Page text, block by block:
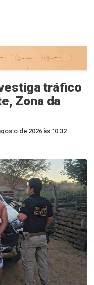
tráfico
Zona da
de 2026 às 10:32